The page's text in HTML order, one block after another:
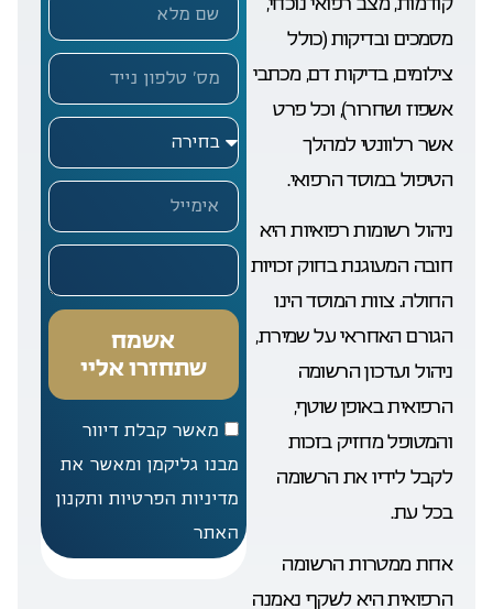
מאשר קבלת דיוור
מבנו גליקמן ומאשר את
מדיניות הפרטיות ותקנון
האתר
אשמח
שתחזרו אליי
מסמכים ובדיקות (כולל
צילומים, בדיקות דם, מכתבי
אשפוז ושחרור), וכל פרט
אשר רלוונטי למהלך
הטיפול במוסד הרפואי.
ניהול רשומות רפואיות היא
חובה המעוגנת בחוק זכויות
החולה. צוות המוסד הינו
הגורם האחראי על שמירת,
ניהול ועדכון הרשומה
הרפואית באופן שוטף,
והמטופל מחזיק בזכות
לקבל לידיו את הרשומה
בכל עת.
אחת ממטרות הרשומה
הרפואית היא לשקף נאמנה